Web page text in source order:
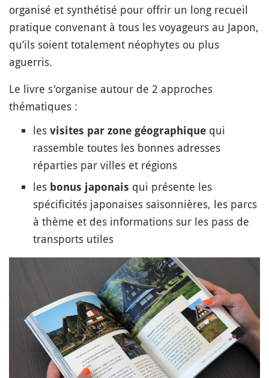
organisé et synthétisé pour offrir un long recueil
pratique convenant à tous les voyageurs au Japon,
qu’ils soient totalement néophytes ou plus
aguerris.
Le livre s'organise autour de 2 approches
thématiques :
les visites par zone géographique qui
rassemble toutes les bonnes adresses
réparties par villes et régions
les bonus japonais qui présente les
spécificités japonaises saisonnières, les parcs
à thème et des informations sur les pass de
transports utiles